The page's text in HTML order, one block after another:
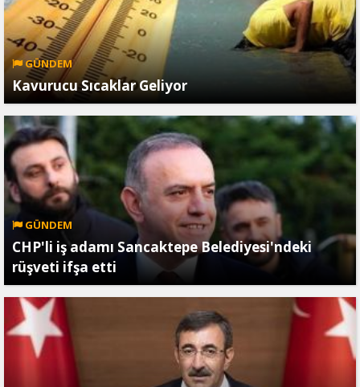
GÜNDEM
Kavurucu Sıcaklar Geliyor
GÜNDEM
CHP'li iş adamı Sancaktepe Belediyesi'ndeki
rüşveti ifşa etti